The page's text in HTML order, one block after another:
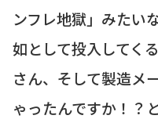
ンフレ地獄」みたい
如として投入してく
さん、そして製造メ
ゃったんですか！？